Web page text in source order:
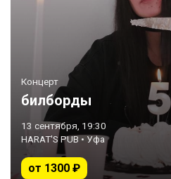
Концерт
билборды
13 сентября, 19:30
HARAT'S PUB • Уфа
от 1300 ₽